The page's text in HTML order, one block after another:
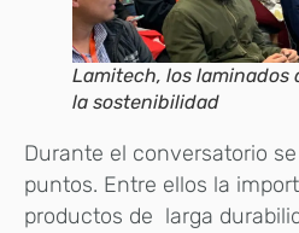
Lamitech, los laminados
la sostenibilidad
Durante el conversatorio
puntos. Entre ellos la
productos de larga